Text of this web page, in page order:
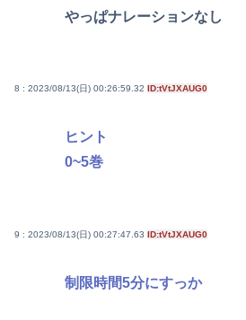
やっぱナレーションなし
8 : 2023/08/13(日) 00:26:59.32 ID:tVtJXAUG0
ヒント
0~5巻
9 : 2023/08/13(日) 00:27:47.63 ID:tVtJXAUG0
制限時間5分にすっか